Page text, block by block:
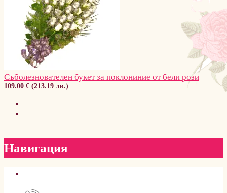
Съболезнователен букет за поклониние от бели рози
109.00 € (213.19 лв.)
Навигация